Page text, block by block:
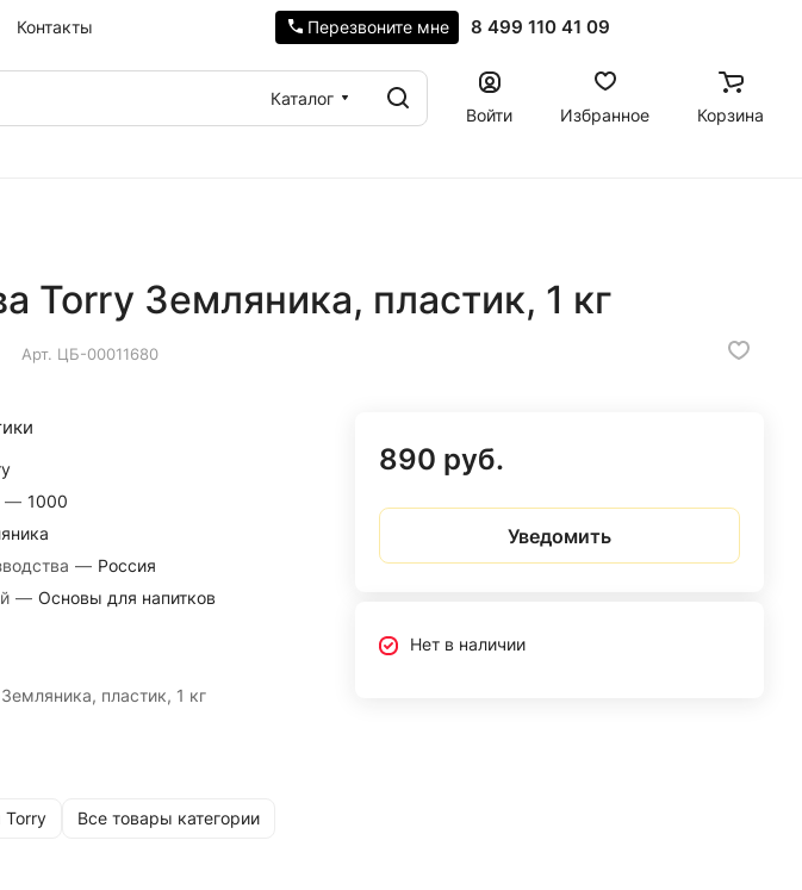
Контакты 8 499 110 41 09
Перезвоните мне
Каталог
Войти
Избранное Корзина
Torry Земляника, пластик, 1 кг
Арт. ЦБ-00011680
— 1000
— Россия
— Основы для напитков
пластик, 1 кг
Torry Все товары категории
890 руб.
Уведомить
Нет в наличии